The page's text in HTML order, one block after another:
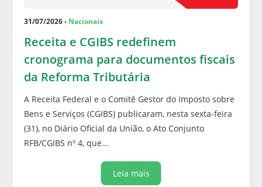
31/07/2026 - Nacionais
Receita e CGIBS redefinem
cronograma para documentos fiscais
da Reforma Tributária
A Receita Federal e o Comitê Gestor do Imposto sobre
Bens e Serviços (CGIBS) publicaram, nesta sexta-feira
(31), no Diário Oficial da União, o Ato Conjunto
RFB/CGIBS nº 4, que…
Leia mais